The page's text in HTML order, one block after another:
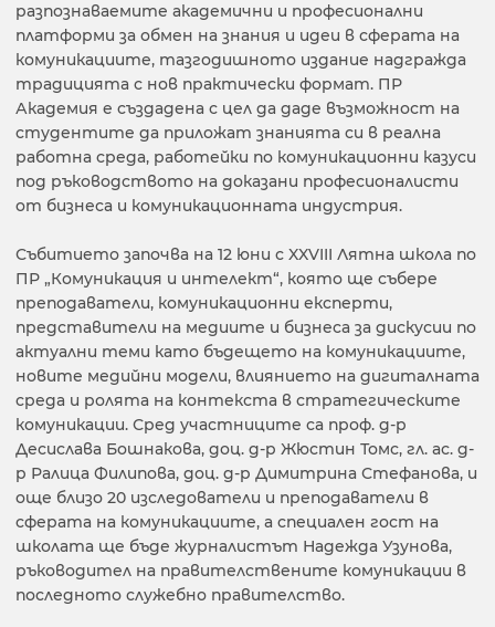
разпознаваемите академични и професионални
платформи за обмен на знания и идеи в сферата на
комуникациите, тазгодишното издание надгражда
традицията с нов практически формат. ПР
Академия е създадена с цел да даде възможност на
студентите да приложат знанията си в реална
работна среда, работейки по комуникационни казуси
под ръководството на доказани професионалисти
от бизнеса и комуникационната индустрия.
Събитието започва на 12 юни с XXVIII Лятна школа по
ПР „Комуникация и интелект“, която ще събере
преподаватели, комуникационни експерти,
представители на медиите и бизнеса за дискусии по
актуални теми като бъдещето на комуникациите,
новите медийни модели, влиянието на дигиталната
среда и ролята на контекста в стратегическите
комуникации. Сред участниците са проф. д-р
Десислава Бошнакова, доц. д-р Жюстин Томс, гл. ас. д-
р Ралица Филипова, доц. д-р Димитрина Стефанова, и
още близо 20 изследователи и преподаватели в
сферата на комуникациите, а специален гост на
школата ще бъде журналистът Надежда Узунова,
ръководител на правителствените комуникации в
последното служебно правителство.